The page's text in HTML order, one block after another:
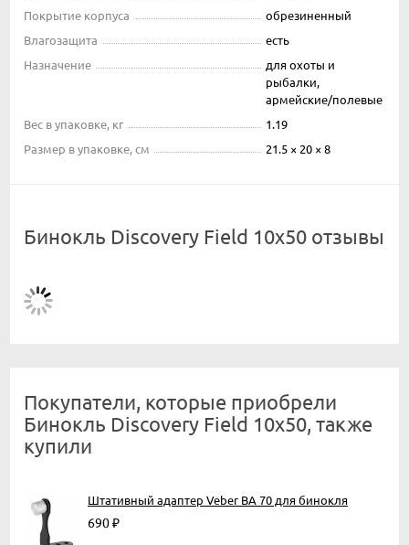
Покрытие корпуса
обрезиненный
Влагозащита
есть
Назначение
для охоты и
рыбалки,
армейские/полевые
Вес в упаковке, кг
1.19
Размер в упаковке, см
21.5 × 20 × 8
Бинокль Discovery Field 10x50 отзывы
Покупатели, которые приобрели
Бинокль Discovery Field 10x50, также
купили
Штативный адаптер Veber BA 70 для бинокля
690₽